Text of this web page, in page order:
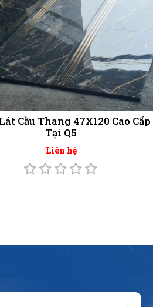
Cầu Thang 47X120 Cao Cấp
Tại Q5
Liên hệ